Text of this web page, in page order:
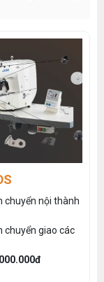
chuyển nội thành
chuyển giao các